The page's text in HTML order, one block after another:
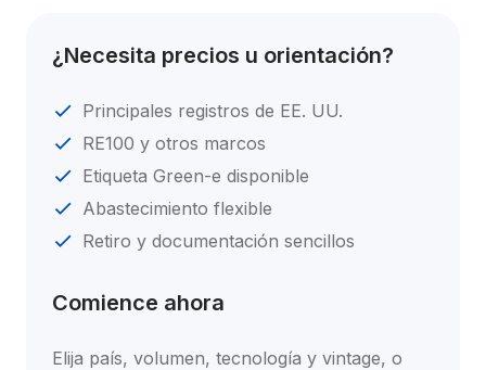
¿Necesita precios u orientación?
Principales registros de EE. UU.
RE100 y otros marcos
Etiqueta Green-e disponible
Abastecimiento flexible
Retiro y documentación sencillos
Comience ahora
Elija país, volumen, tecnología y vintage, o